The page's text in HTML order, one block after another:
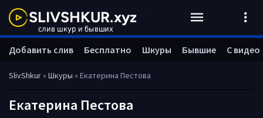
SlivShkur» Шкуры » Екатерина Пестова
Екатерина Пестова
Добавить слив Бесплатно Шкуры Бывшие С видео